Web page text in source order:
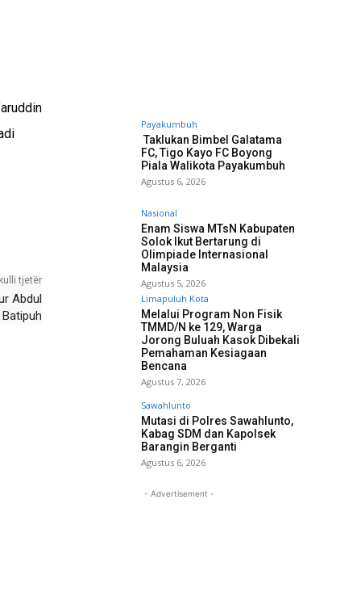
tjetër
Abdul
Payakumbuh
Taklukan Bimbel Galatama
FC, Tigo Kayo FC Boyong
Piala Walikota Payakumbuh
Agustus 6, 2026
Nasional
Enam Siswa MTsN Kabupaten
Solok Ikut Bertarung di
Olimpiade Internasional
Malaysia
Agustus 5, 2026
Limapuluh Kota
Melalui Program Non Fisik
TMMD/N ke 129, Warga
Jorong Buluah Kasok Dibekali
Pemahaman Kesiagaan
Bencana
Agustus 7, 2026
Sawahlunto
Mutasi di Polres Sawahlunto,
Kabag SDM dan Kapolsek
Barangin Berganti
Agustus 6, 2026
- Advertisement -